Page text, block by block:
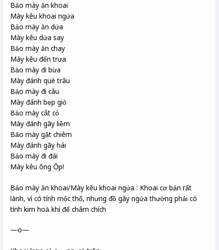
Bảo mày ăn khoai
Mày kêu khoai ngứa
Bảo mày ăn dứa
Mày kêu dứa say
Bảo mày ăn chay
Mày kêu đến trưa
Bảo mày đi bừa
Mày đánh què trâu
Bảo mày đi câu
Mày đánh bẹp giỏ
Bảo mày cắt cỏ
Mày đánh gãy liềm
Bảo mày gặt chiêm
Mày đánh gãy hái
Bảo mày đi đái
Mày kêu ông Ộp!
Bảo mày ăn khoai/Mày kêu khoai ngứa : Khoai cơ bản rất
lành, vì có tính mộc thổ, nhưng đồ gây ngứa thường phải có
tính kim hoả khí để châm chích
—o—